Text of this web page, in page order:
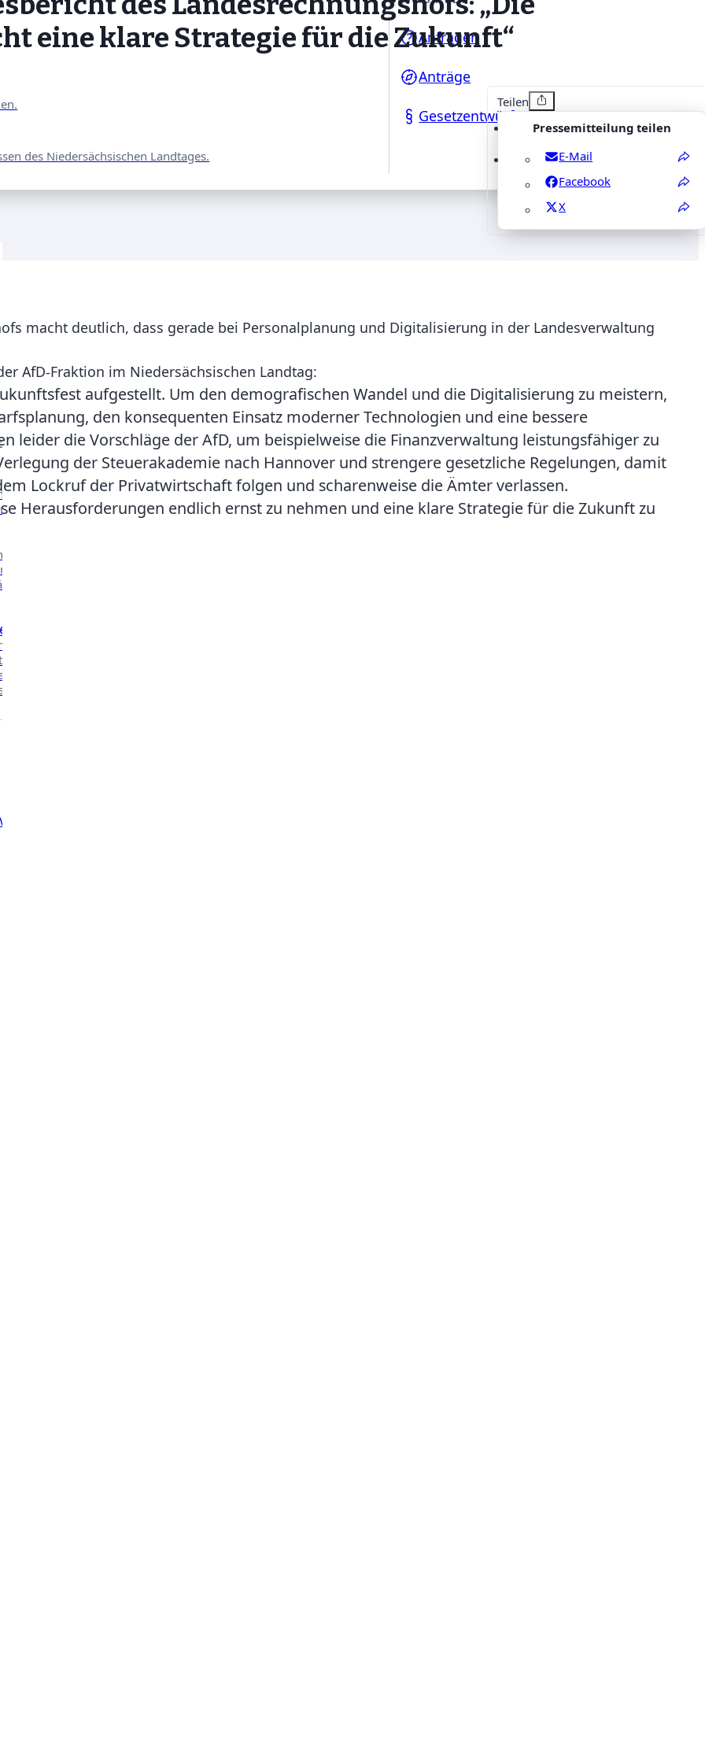
des Niedersächsischen Landtages.
Anfragen
Anträge
Gesetzentwürfe
ARBEIT
in
über
den
des
Kontakt
eine klare Strategie für die Zukunft“
Teilen
Pressemitteilung teilen
E-Mail
Facebook
X
macht deutlich, dass gerade bei Personalplanung und Digitalisierung in der Landesverwaltung
AfD-Fraktion im Niedersächsischen Landtag:
aufgestellt. Um den demografischen Wandel und die Digitalisierung zu meistern,
den konsequenten Einsatz moderner Technologien und eine bessere
leider die Vorschläge der AfD, um beispielweise die Finanzverwaltung leistungsfähiger zu
der Steuerakademie nach Hannover und strengere gesetzliche Regelungen, damit
Lockruf der Privatwirtschaft folgen und scharenweise die Ämter verlassen.
Herausforderungen endlich ernst zu nehmen und eine klare Strategie für die Zukunft zu